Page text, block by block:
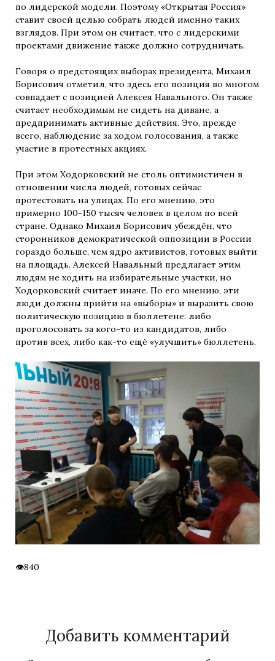
по лидерской модели. Поэтому «Открытая Россия»
ставит своей целью собрать людей именно таких
взглядов. При этом он считает, что с лидерскими
проектами движение также должно сотрудничать.
Говоря о предстоящих выборах президента, Михаил
Борисович отметил, что здесь его позиция во многом
совпадает с позицией Алексея Навального. Он также
считает необходимым не сидеть на диване, а
предпринимать активные действия. Это, прежде
всего, наблюдение за ходом голосования, а также
участие в протестных акциях.
При этом Ходорковский не столь оптимистичен в
отношении числа людей, готовых сейчас
протестовать на улицах. По его мнению, это
примерно 100-150 тысяч человек в целом по всей
стране. Однако Михаил Борисович убеждён, что
сторонников демократической оппозиции в России
гораздо больше, чем ядро активистов, готовых выйти
на площадь. Алексей Навальный предлагает этим
людям не ходить на избирательные участки, но
Ходорковский считает иначе. По его мнению, эти
люди должны прийти на «выборы» и выразить свою
политическую позицию в бюллетене: либо
проголосовать за кого-то из кандидатов, либо
против всех, либо как-то ещё «улучшить» бюллетень.
840
Добавить комментарий